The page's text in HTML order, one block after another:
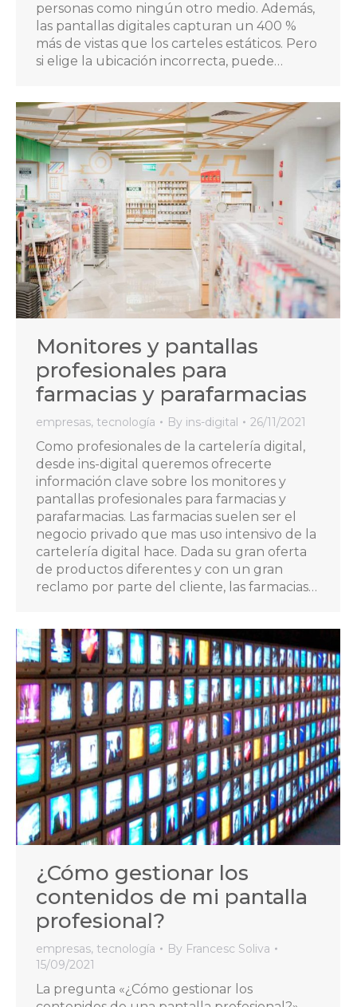
personas como ningún otro medio. Además,
las pantallas digitales capturan un 400 %
más de vistas que los carteles estáticos. Pero
si elige la ubicación incorrecta, puede…
Monitores y pantallas
profesionales para
farmacias y parafarmacias
empresas, tecnología By ins-digital 26/11/2021
Como profesionales de la cartelería digital,
desde ins-digital queremos ofrecerte
información clave sobre los monitores y
pantallas profesionales para farmacias y
parafarmacias. Las farmacias suelen ser el
negocio privado que mas uso intensivo de la
cartelería digital hace. Dada su gran oferta
de productos diferentes y con un gran
reclamo por parte del cliente, las farmacias…
¿Cómo gestionar los
contenidos de mi pantalla
profesional?
empresas, tecnología By Francesc Soliva
15/09/2021
La pregunta «¿Cómo gestionar los